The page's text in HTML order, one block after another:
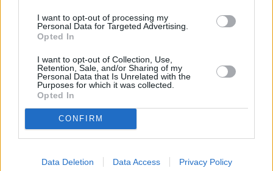
I want to opt-out of processing my
Personal Data for Targeted Advertising.
Opted In
I want to opt-out of Collection, Use,
Retention, Sale, and/or Sharing of my
Personal Data that Is Unrelated with the
Purposes for which it was collected.
Opted In
CONFIRM
Data Deletion Data Access Privacy Policy
Lachs
Leicht
Leckere Fischlaibchen
Leicht
Gegrilltes Lachssteak in
Weinmarinade